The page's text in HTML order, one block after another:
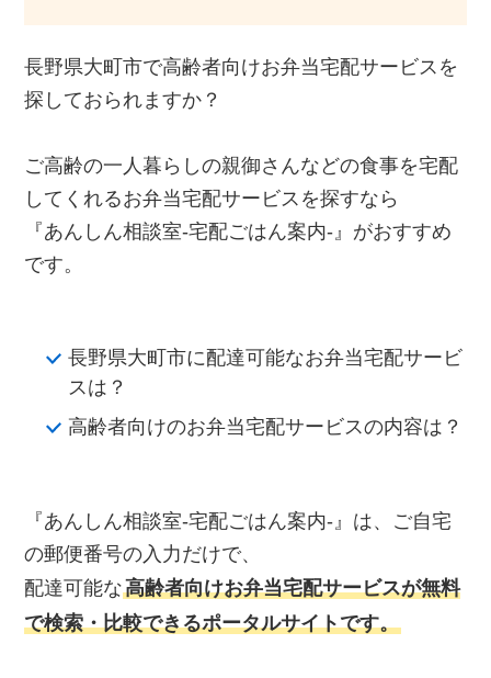
長野県大町市で高齢者向けお弁当宅配サービスを
探しておられますか？
ご高齢の一人暮らしの親御さんなどの食事を宅配
してくれるお弁当宅配サービスを探すなら
『あんしん相談室‐宅配ごはん案内‐』がおすすめ
です。
長野県大町市に配達可能なお弁当宅配サービ
スは？
高齢者向けのお弁当宅配サービスの内容は？
『あんしん相談室‐宅配ごはん案内‐』は、ご自宅
の郵便番号の入力だけで、
配達可能な高齢者向けお弁当宅配サービスが無料
で検索・比較できるポータルサイトです。